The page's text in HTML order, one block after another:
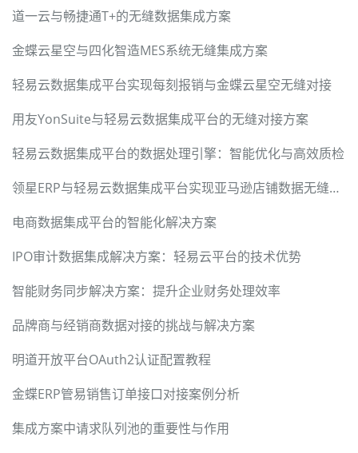
道一云与畅捷通T+的无缝数据集成方案
金蝶云星空与四化智造MES系统无缝集成方案
轻易云数据集成平台实现每刻报销与金蝶云星空无缝对接
用友YonSuite与轻易云数据集成平台的无缝对接方案
轻易云数据集成平台的数据处理引擎：智能优化与高效质检
领星ERP与轻易云数据集成平台实现亚马逊店铺数据无缝对接
电商数据集成平台的智能化解决方案
IPO审计数据集成解决方案：轻易云平台的技术优势
智能财务同步解决方案：提升企业财务处理效率
品牌商与经销商数据对接的挑战与解决方案
明道开放平台OAuth2认证配置教程
金蝶ERP管易销售订单接口对接案例分析
集成方案中请求队列池的重要性与作用